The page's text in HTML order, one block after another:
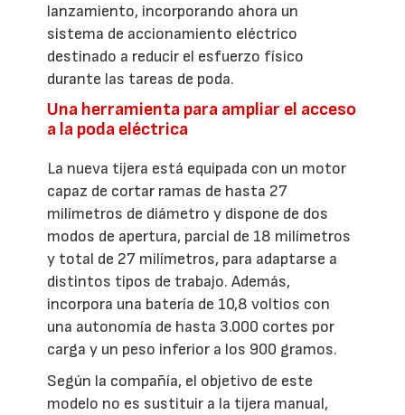
lanzamiento, incorporando ahora un
sistema de accionamiento eléctrico
destinado a reducir el esfuerzo físico
durante las tareas de poda.
Una herramienta para ampliar el acceso
a la poda eléctrica
La nueva tijera está equipada con un motor
capaz de cortar ramas de hasta 27
milímetros de diámetro y dispone de dos
modos de apertura, parcial de 18 milímetros
y total de 27 milímetros, para adaptarse a
distintos tipos de trabajo. Además,
incorpora una batería de 10,8 voltios con
una autonomía de hasta 3.000 cortes por
carga y un peso inferior a los 900 gramos.
Según la compañía, el objetivo de este
modelo no es sustituir a la tijera manual,